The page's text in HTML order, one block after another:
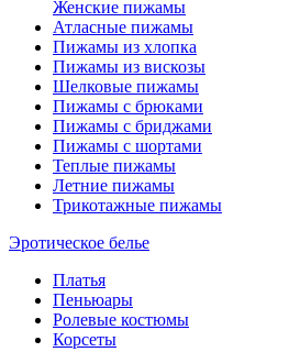
Женские пижамы
Атласные пижамы
Пижамы из хлопка
Пижамы из вискозы
Шелковые пижамы
Пижамы с брюками
Пижамы с бриджами
Пижамы с шортами
Теплые пижамы
Летние пижамы
Трикотажные пижамы
Эротическое белье
Платья
Пеньюары
Ролевые костюмы
Корсеты